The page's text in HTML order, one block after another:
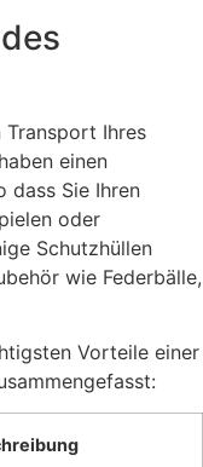
Transport Ihres
einen
dass Sie Ihren
oder
Schutzhüllen
wie Federbälle,
Vorteile einer